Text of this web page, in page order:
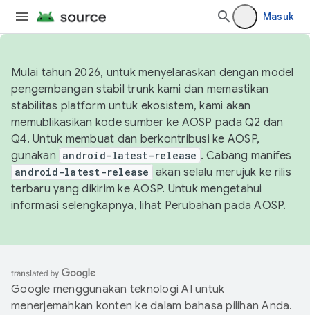
Masuk
Mulai tahun 2026, untuk menyelaraskan dengan model
pengembangan stabil trunk kami dan memastikan
stabilitas platform untuk ekosistem, kami akan
memublikasikan kode sumber ke AOSP pada Q2 dan
Q4. Untuk membuat dan berkontribusi ke AOSP,
gunakan android-latest-release . Cabang manifes
android-latest-release akan selalu merujuk ke rilis
terbaru yang dikirim ke AOSP. Untuk mengetahui
informasi selengkapnya, lihat Perubahan pada AOSP.
Google menggunakan teknologi AI untuk
menerjemahkan konten ke dalam bahasa pilihan Anda.